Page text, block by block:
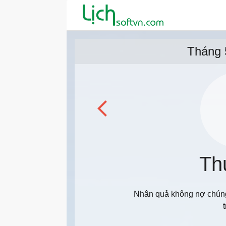
Tháng
Nhân quả không nợ